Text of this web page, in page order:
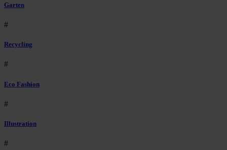
Garten
#
Recycling
#
Eco Fashion
#
Illustration
#